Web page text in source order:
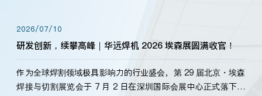
2026/07/10
研发创新，续攀高峰｜华远焊机 2026 埃森展圆满收官！
作为全球焊割领域极具影响力的行业盛会，第 29 届北京・埃森
焊接与切割展览会于 7 月 2 日在深圳国际会展中心正式落下帷